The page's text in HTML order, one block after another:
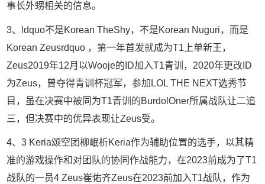
事长外甥相关的信息。
3、ldquo不是Korean TheShy，不是Korean Nuguri，而是
Korean Zeusrdquo ，第一年首发就成为T1上单新王，
Zeus2019年12月以Wooje的ID加入T1青训，2020年更改ID
为Zeus，曾夺得青训杯冠军，参加LOL THE NEXT选秀节
目，虽在决赛中被同为T1青训的BurdolOner所属战队让二追
三，但决赛中的优异表现让Zeus受。
4、3 Keria颂空团柳岷析Keria作为辅助位置的选手，以其精
准的游戏操作和对团队的协同作战能力，在2023前成为了T1
战队的一员4 Zeus崔佑齐Zeus在2023前加入T1战队，作为